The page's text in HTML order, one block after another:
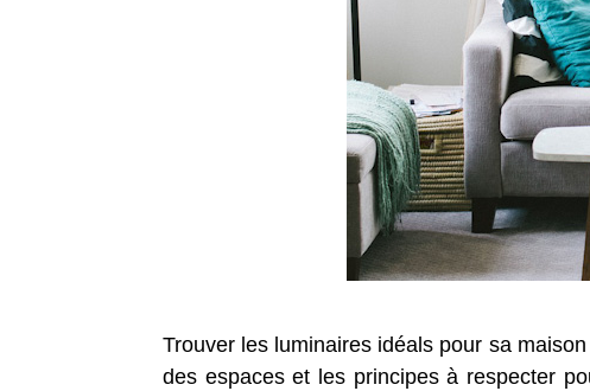
Trouver les luminaires idéals pour sa
des espaces et les principes à respecter